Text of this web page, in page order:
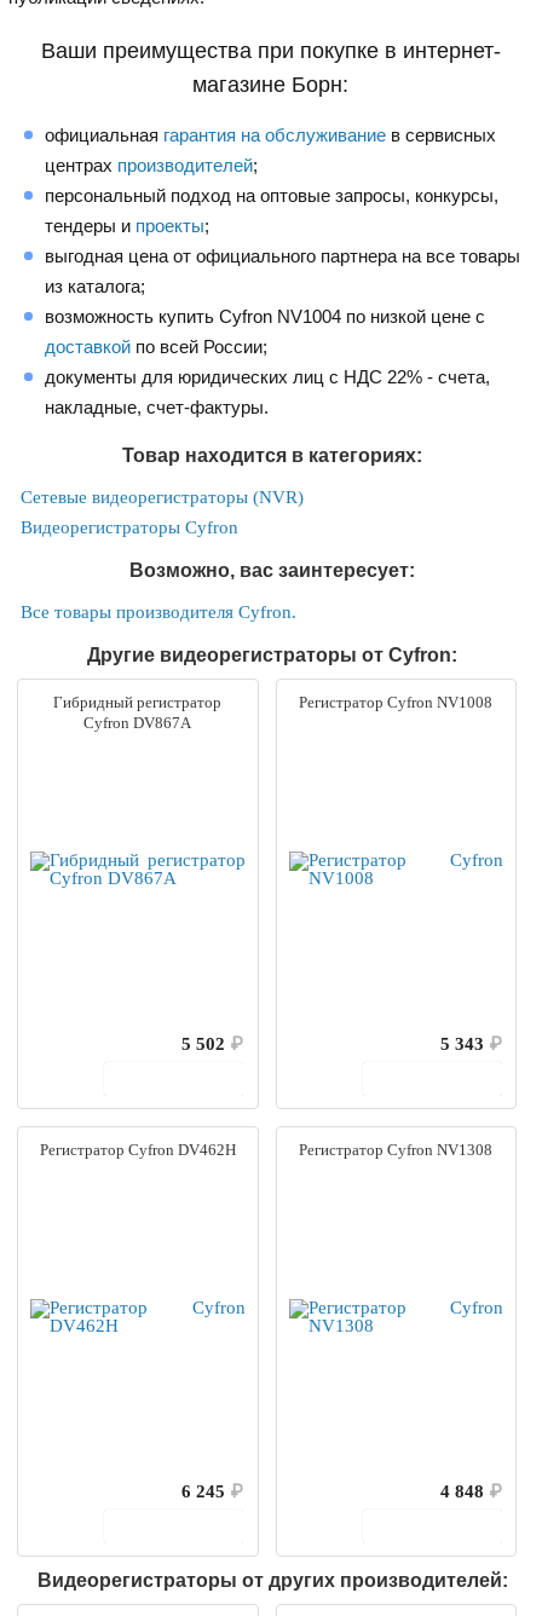
Ваши преимущества при покупке в интернет-
магазине Борн:
официальная гарантия на обслуживание в сервисных
центрах производителей;
персональный подход на оптовые запросы, конкурсы,
тендеры и проекты;
выгодная цена от официального партнера на все товары
из каталога;
возможность купить Cyfron NV1004 по низкой цене с
доставкой по всей России;
документы для юридических лиц с НДС 22% - счета,
накладные, счет-фактуры.
Товар находится в категориях:
Сетевые видеорегистраторы (NVR)
Видеорегистраторы Cyfron
Возможно, вас заинтересует:
Все товары производителя Cyfron.
Другие видеорегистраторы от Cyfron:
Гибридный регистратор
Cyfron DV867A
5 502 ₽
Регистратор Cyfron NV1008
5 343 ₽
Регистратор Cyfron DV462H
6 245 ₽
Регистратор Cyfron NV1308
4 848 ₽
Видеорегистраторы от других производителей: